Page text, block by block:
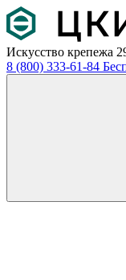
Искусство крепежа
8 (800) 333-61-84